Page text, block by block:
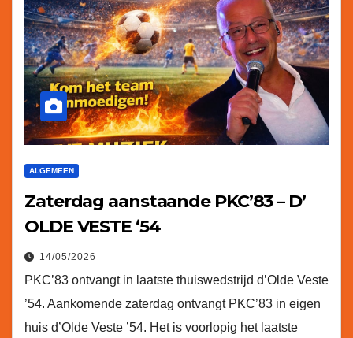
ALGEMEEN
Zaterdag aanstaande PKC’83 – D’
OLDE VESTE ‘54
14/05/2026
PKC’83 ontvangt in laatste thuiswedstrijd d’Olde Veste
’54. Aankomende zaterdag ontvangt PKC’83 in eigen
huis d’Olde Veste ’54. Het is voorlopig het laatste